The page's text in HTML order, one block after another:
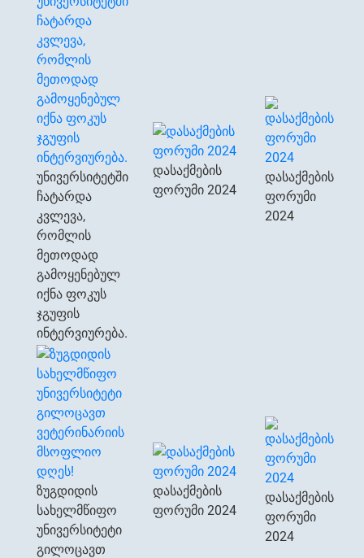
უნივერსიტეტში
ჩატარდა
კვლევა,
რომლის
მეთოდად
გამოყენებულ
იქნა ფოკუს
ჯგუფის
ინტერვიურება.
დასაქმების
ფორუმი 2024
დასაქმების
ფორუმი
2024
ზუგდიდის
სახელმწიფო
უნივერსიტეტი
გილოცავთ
დასაქმების
ფორუმი 2024
დასაქმების
ფორუმი
2024